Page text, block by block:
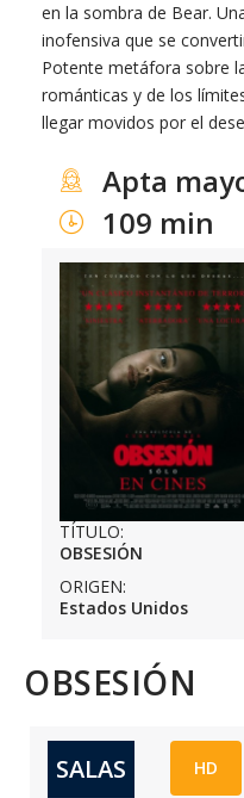
en la sombra de Bear.
inofensiva que se
Potente metáfora sobre
románticas y de los
llegar movidos por el
Apta
109 min
TÍTULO:
OBSESIÓN
ORIGEN:
Estados Unidos
OBSESIÓN
SALAS HD